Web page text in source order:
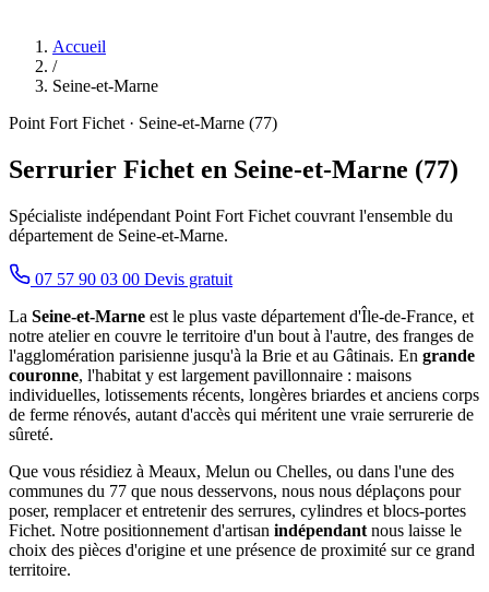
Accueil
/
Seine-et-Marne
Point Fort Fichet · Seine-et-Marne (77)
Serrurier Fichet en Seine-et-Marne (77)
Spécialiste indépendant Point Fort Fichet couvrant l'ensemble du
département de Seine-et-Marne.
07 57 90 03 00 Devis gratuit
La Seine-et-Marne est le plus vaste département d'Île-de-France, et
notre atelier en couvre le territoire d'un bout à l'autre, des franges de
l'agglomération parisienne jusqu'à la Brie et au Gâtinais. En grande
couronne, l'habitat y est largement pavillonnaire : maisons
individuelles, lotissements récents, longères briardes et anciens corps
de ferme rénovés, autant d'accès qui méritent une vraie serrurerie de
sûreté.
Que vous résidiez à Meaux, Melun ou Chelles, ou dans l'une des
communes du 77 que nous desservons, nous nous déplaçons pour
poser, remplacer et entretenir des serrures, cylindres et blocs-portes
Fichet. Notre positionnement d'artisan indépendant nous laisse le
choix des pièces d'origine et une présence de proximité sur ce grand
territoire.